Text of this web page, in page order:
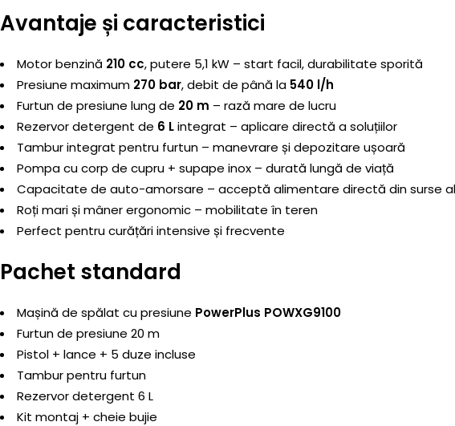
Avantaje și caracteristici
Motor benzină 210 cc, putere 5,1 kW – start facil, durabilitate sporită
Presiune maximum 270 bar, debit de până la 540 l/h
Furtun de presiune lung de 20 m – rază mare de lucru
Rezervor detergent de 6 Lintegrat – aplicare directă a soluțiilor
Tambur integrat pentru furtun – manevrare și depozitare ușoară
Pompa cu corp de cupru + supape inox – durată lungă de viață
Capacitate de auto-amorsare – acceptă alimentare directă din surse
Roți mari și mâner ergonomic – mobilitate în teren
Perfect pentru curățări intensive și frecvente
Pachet standard
Mașină de spălat cu presiune PowerPlus POWXG9100
Furtun de presiune 20 m
Pistol + lance + 5 duze incluse
Tambur pentru furtun
Rezervor detergent 6 L
Kit montaj + cheie bujie